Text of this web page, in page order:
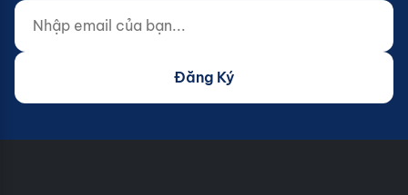
Nhập email của bạn...
Website (do not fill)
Đăng Ký